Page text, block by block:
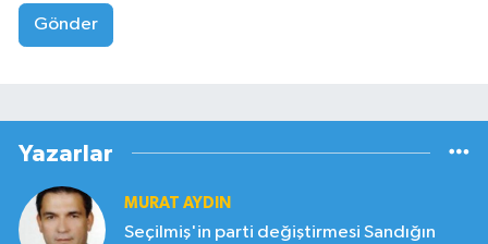
Gönder
Yazarlar
MURAT AYDIN
Seçilmiş'in parti değiştirmesi Sandığın